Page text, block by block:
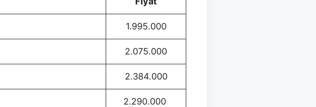
1.995.000
2.075.000
2.384.000
2.290.000